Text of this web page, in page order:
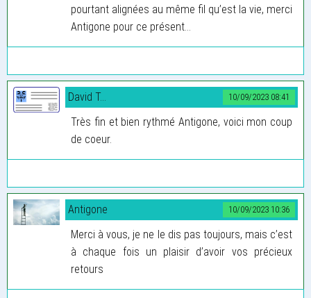
pourtant alignées au même fil qu’est la vie, merci
Antigone pour ce présent...
10/09/2023 08:41
David T...
Très fin et bien rythmé Antigone, voici mon coup
de coeur.
10/09/2023 10:36
Antigone
Merci à vous, je ne le dis pas toujours, mais c’est
à chaque fois un plaisir d’avoir vos précieux
retours